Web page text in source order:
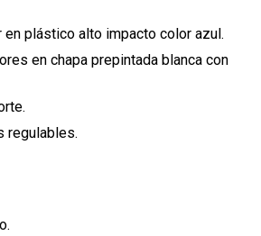
en plástico alto impacto color azul.
en chapa prepintada blanca con
regulables.